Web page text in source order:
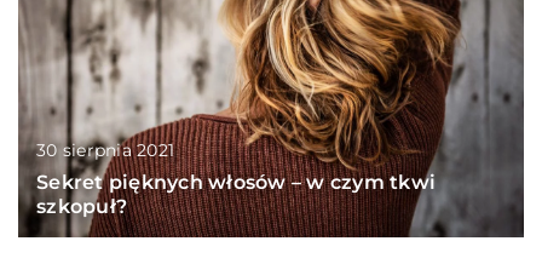
30 sierpnia 2021
Sekret pięknych włosów – w czym tkwi
szkopuł?